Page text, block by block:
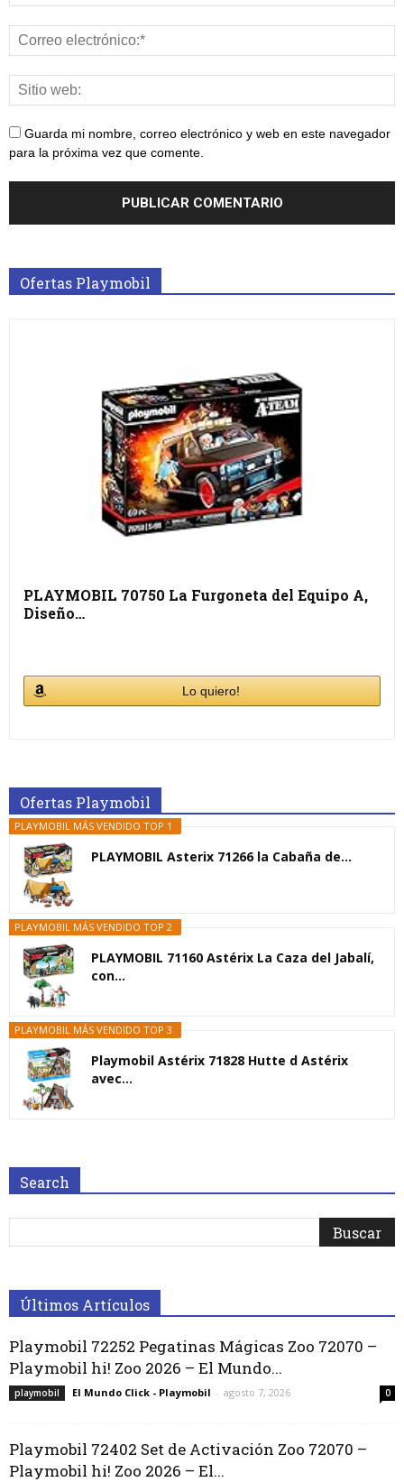
Guarda mi nombre, correo electrónico y web en este navegador
para la próxima vez que comente.
Ofertas Playmobil
PLAYMOBIL 70750 La Furgoneta del Equipo A,
Diseño…
Lo quiero!
Ofertas Playmobil
PLAYMOBIL MÁS VENDIDO TOP 1
PLAYMOBIL Asterix 71266 la Cabaña de...
PLAYMOBIL MÁS VENDIDO TOP 2
PLAYMOBIL 71160 Astérix La Caza del Jabalí,
con...
PLAYMOBIL MÁS VENDIDO TOP 3
Playmobil Astérix 71828 Hutte d Astérix
avec...
Search
Últimos Artículos
Playmobil 72252 Pegatinas Mágicas Zoo 72070 –
Playmobil hi! Zoo 2026 – El Mundo...
playmobil El Mundo Click - Playmobil - agosto 7, 2026 0
Playmobil 72402 Set de Activación Zoo 72070 –
Playmobil hi! Zoo 2026 – El...